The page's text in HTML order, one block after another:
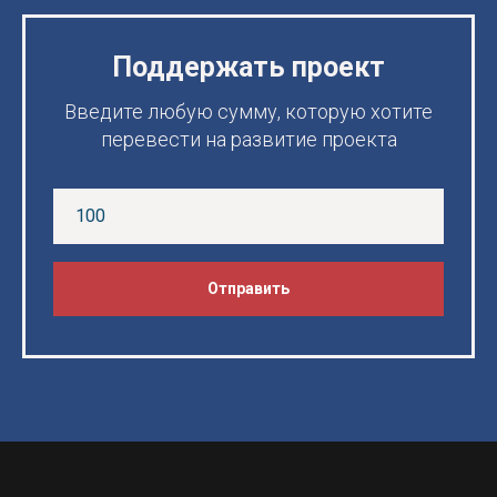
Поддержать проект
Введите любую сумму, которую хотите
перевести на развитие проекта
Отправить